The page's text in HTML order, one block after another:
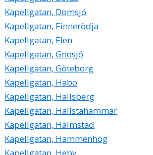
Kapellgatan, Domsjö
Kapellgatan, Finnerödja
Kapellgatan, Flen
Kapellgatan, Gnosjö
Kapellgatan, Göteborg
Kapellgatan, Habo
Kapellgatan, Hallsberg
Kapellgatan, Hallstahammar
Kapellgatan, Halmstad
Kapellgatan, Hammenhög
Kapellgatan, Heby